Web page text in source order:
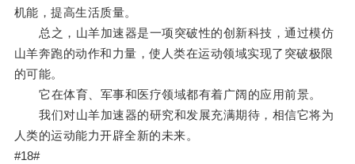
机能，提高生活质量。
总之，山羊加速器是一项突破性的创新科技，通过模仿
山羊奔跑的动作和力量，使人类在运动领域实现了突破极限
的可能。
它在体育、军事和医疗领域都有着广阔的应用前景。
我们对山羊加速器的研究和发展充满期待，相信它将为
人类的运动能力开辟全新的未来。
#18#